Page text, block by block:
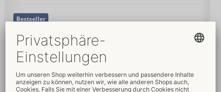
Inhalt: 36 Stück
04137710000 -4260605480157 (EAN-13)
Bestseller
Bestseller